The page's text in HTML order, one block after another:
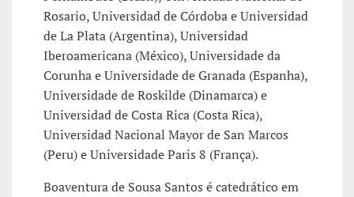
Rosario, Universidad de Córdoba e Universidad
de La Plata (Argentina), Universidad
Iberoamericana (México), Universidade da
Corunha e Universidade de Granada (Espanha),
Universidade de Roskilde (Dinamarca) e
Universidad de Costa Rica (Costa Rica),
Universidad Nacional Mayor de San Marcos
(Peru) e Universidade Paris 8 (França).
Boaventura de Sousa Santos é catedrático em